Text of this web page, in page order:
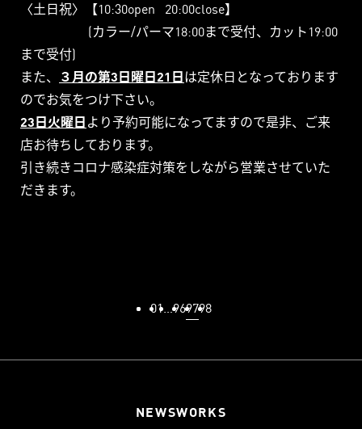
〈土日祝〉【10:30open
20:00close】
(カラー/パーマ18:00まで受付、カット19:00
まで受付)
また、
３月の第3日曜日21日は定休日となっております
のでお気をつけ下さい。
23日火曜日 より予約可能になってますので是非、ご来
店お待ちしております。
引き続きコロナ感染症対策をしながら営業させていた
だきます。
01…969798
NEWSWORKS